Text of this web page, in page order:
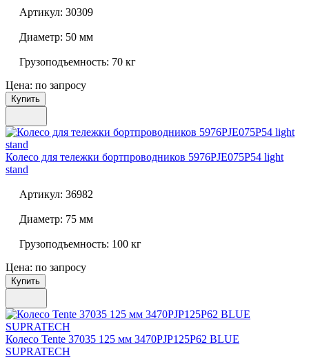
Артикул: 30309
Диаметр: 50 мм
Грузоподъемность: 70 кг
Цена: по запросу
Купить
Колесо для тележки бортпроводников 5976PJE075P54 light
stand
Артикул: 36982
Диаметр: 75 мм
Грузоподъемность: 100 кг
Цена: по запросу
Купить
Колесо Tente 37035 125 мм 3470PJP125P62 BLUE
SUPRATECH